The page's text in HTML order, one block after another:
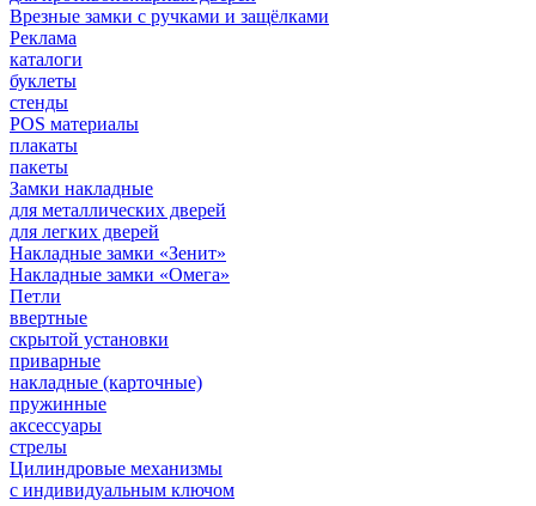
Врезные замки с ручками и защёлками
Реклама
каталоги
буклеты
стенды
POS материалы
плакаты
пакеты
Замки накладные
для металлических дверей
для легких дверей
Накладные замки «Зенит»
Накладные замки «Омега»
Петли
ввертные
скрытой установки
приварные
накладные (карточные)
пружинные
аксессуары
стрелы
Цилиндровые механизмы
с индивидуальным ключом